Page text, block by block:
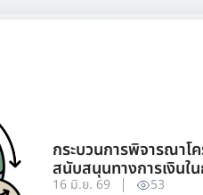
กระบวนการพิจารณา
สนับสนุนทางการเงินใ
16 มิ.ย. 69 53